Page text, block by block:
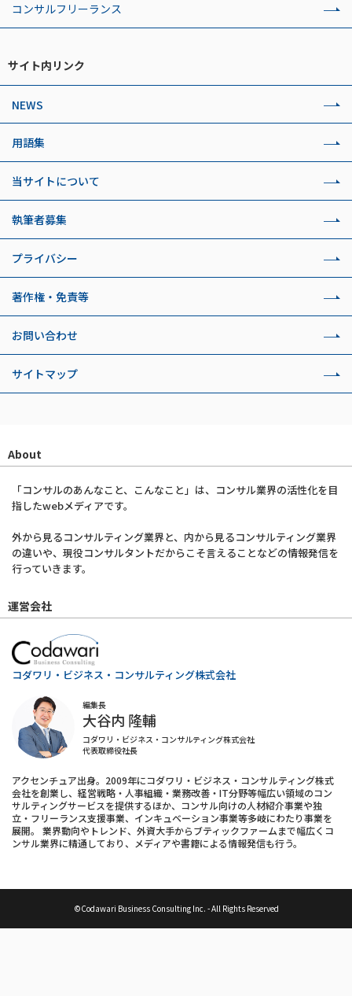
コンサルフリーランス
サイト内リンク
NEWS
用語集
当サイトについて
執筆者募集
プライバシー
著作権・免責等
お問い合わせ
サイトマップ
About
「コンサルのあんなこと、こんなこと」は、コンサル業界の活性化を目
指したwebメディアです。
外から見るコンサルティング業界と、内から見るコンサルティング業界
の違いや、現役コンサルタントだからこそ言えることなどの情報発信を
行っていきます。
運営会社
コダワリ・ビジネス・コンサルティング株式会社
編集長
大谷内 隆輔
コダワリ・ビジネス・コンサルティング株式会社
代表取締役社長
アクセンチュア出身。2009年にコダワリ・ビジネス・コンサルティング株式
会社を創業し、経営戦略・人事組織・業務改善・IT分野等幅広い領域のコン
サルティングサービスを提供するほか、コンサル向けの人材紹介事業や独
立・フリーランス支援事業、インキュベーション事業等多岐にわたり事業を
展開。 業界動向やトレンド、外資大手からブティックファームまで幅広くコ
ンサル業界に精通しており、メディアや書籍による情報発信も行う。
©Codawari Business Consulting Inc. - All Rights Reserved